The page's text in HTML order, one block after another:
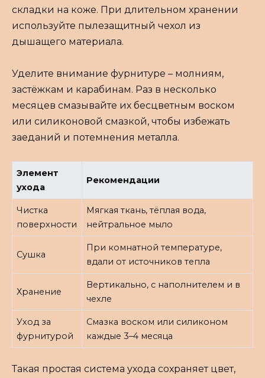
складки на коже. При длительном хранении
используйте пылезащитный чехол из
дышащего материала.
Уделите внимание фурнитуре – молниям,
застёжкам и карабинам. Раз в несколько
месяцев смазывайте их бесцветным воском
или силиконовой смазкой, чтобы избежать
заеданий и потемнения металла.
Элемент
ухода
Рекомендации
Чистка
поверхности
Мягкая ткань, тёплая вода,
нейтральное мыло
Сушка
При комнатной температуре,
вдали от источников тепла
Хранение
Вертикально, с наполнителем и в
чехле
Уход за
фурнитурой
Смазка воском или силиконом
каждые 3–4 месяца
Такая простая система ухода сохраняет цвет,